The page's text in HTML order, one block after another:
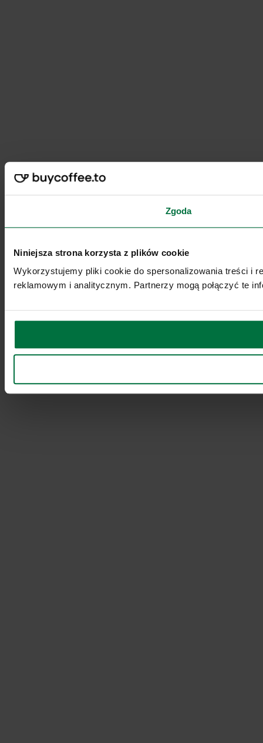
Zgoda
Niniejsza strona korzysta z plików cookie
Wykorzystujemy pliki cookie do spersonalizowania treści i
reklamowym i analitycznym. Partnerzy mogą połączyć te